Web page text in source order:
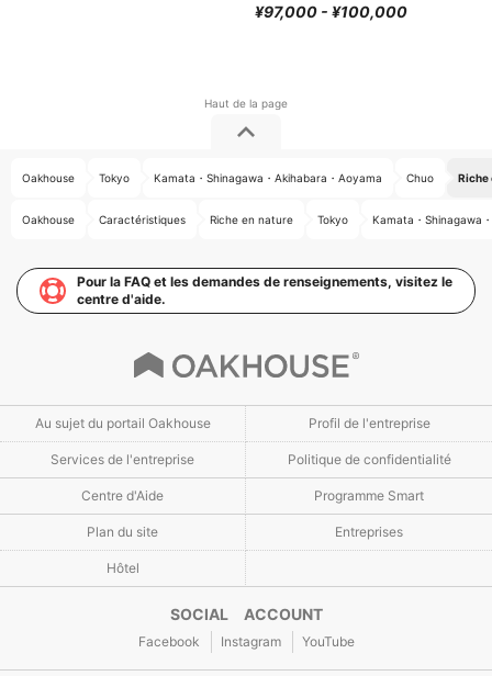
¥97,000 - ¥100,000
Oakhouse Tokyo Kamata・Shinagawa・Akihabara・Aoyama Chuo Riche
Oakhouse Caractéristiques Riche en nature Tokyo Kamata・Shinagawa
Pour la FAQ et les demandes de renseignements, visitez le
centre d'aide.
Au sujet du portail Oakhouse Profil de l'entreprise
Services de l'entreprise Politique de confidentialité
Centre d'Aide Programme Smart
Plan du site Entreprises
Hôtel
SOCIAL ACCOUNT
Facebook Instagram YouTube